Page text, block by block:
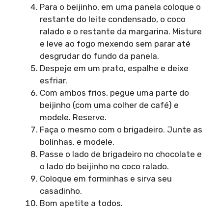
Para o beijinho, em uma panela coloque o
restante do leite condensado, o coco
ralado e o restante da margarina. Misture
e leve ao fogo mexendo sem parar até
desgrudar do fundo da panela.
Despeje em um prato, espalhe e deixe
esfriar.
Com ambos frios, pegue uma parte do
beijinho (com uma colher de café) e
modele. Reserve.
Faça o mesmo com o brigadeiro. Junte as
bolinhas, e modele.
Passe o lado de brigadeiro no chocolate e
o lado do beijinho no coco ralado.
Coloque em forminhas e sirva seu
casadinho.
Bom apetite a todos.